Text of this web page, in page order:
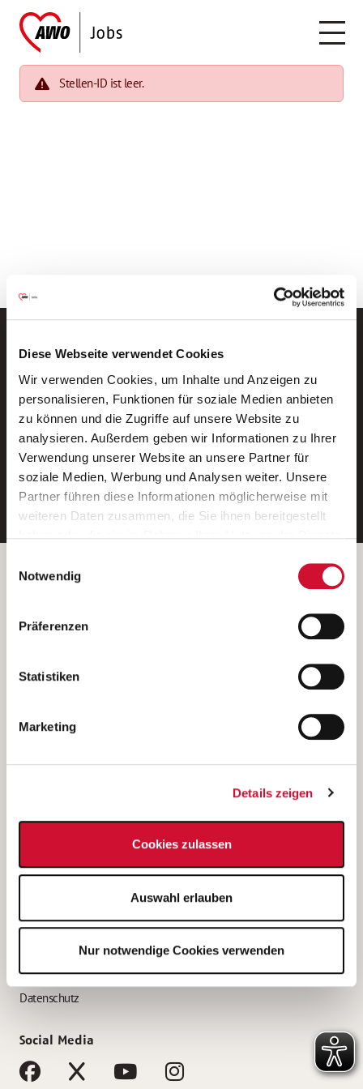
Diese Webseite verwendet Cookies
Wir verwenden Cookies, um Inhalte und Anzeigen zu
personalisieren, Funktionen für soziale Medien anbieten
zu können und die Zugriffe auf unsere Website zu
analysieren. Außerdem geben wir Informationen zu Ihrer
Verwendung unserer Website an unsere Partner für
soziale Medien, Werbung und Analysen weiter. Unsere
Partner führen diese Informationen möglicherweise mit
weiteren Daten zusammen, die Sie ihnen bereitgestellt
Wenn Sie auf „Cookies zulassen“ klicken, so stimmen
Sie der Speicherung sämtlicher Cookies zu. Sie können
Ihre Einwilligung selbstverständlich jederzeit widerrufen,
indem Sie die Cookie-Einstellungen aufrufen und diese
unsererDatenschutzerklärung
Notwendig
Präferenzen
Statistiken
Marketing
Details zeigen
Cookies zulassen
Auswahl erlauben
Nur notwendige Cookies verwenden
Stellen-ID ist leer.
Neue Stellen per E-Mail.
Ein kostenloser Service von AWO
Jobs.
E-Mail-Adresse eintragen
Betreiber der Webseite
Kantstraße 45a
(Ein Tochterunternehmen des AWO Bezirksverbandes Unterfranken
e.V.)
Bewerbung als Altenpflegehelfer*in
Bewerbung als Erzieher*in
AWO Gliederungen nach Bundesland
Impressum
Datenschutz
Social Media